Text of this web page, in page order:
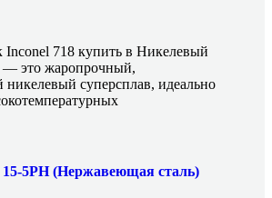
718 купить в Никелевый
— это жаропрочный,
никелевый суперсплав, идеально
5PH (Нержавеющая сталь)